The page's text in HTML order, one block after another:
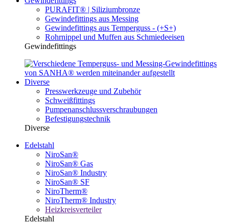
PURAFIT® | Siliziumbronze
Gewindefittings aus Messing
Gewindefittings aus Temperguss - (+S+)
Rohrnippel und Muffen aus Schmiedeeisen
Gewindefittings
Diverse
Presswerkzeuge und Zubehör
Schweißfittings
Pumpenanschlussverschraubungen
Befestigungstechnik
Diverse
Edelstahl
NiroSan®
NiroSan® Gas
NiroSan® Industry
NiroSan® SF
NiroTherm®
NiroTherm® Industry
Heizkreisverteiler
Edelstahl